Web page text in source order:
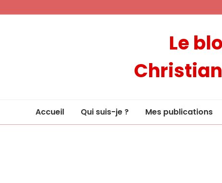
Le
Accueil Qui suis-je ? Mes publications